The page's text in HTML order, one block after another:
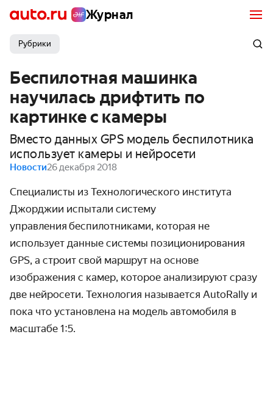
Журнал
Рубрики
Беспилотная машинка
научилась дрифтить по
картинке с камеры
Вместо данных GPS модель беспилотника
использует камеры и нейросети
Новости26 декабря 2018
Специалисты из Технологического института
Джорджии испытали систему
управления беспилотниками, которая не
использует данные системы позиционирования
GPS, а строит свой маршрут на основе
изображения с камер, которое анализируют сразу
две нейросети. Технология называется AutoRally и
пока что установлена на модель автомобиля в
масштабе 1:5.